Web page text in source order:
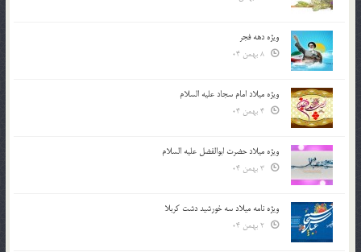
ویژه دهه فجر
ویژه میلاد امام سجاد علیه السلام
ویژه میلاد حضرت ابوالفضل علیه السلام
ویژه نامه میلاد سه خورشید دشت کربلا